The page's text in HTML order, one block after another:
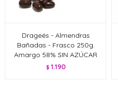
Drageés - Almendras
Bañadas - Frasco 250g.
Amargo 58% SIN AZÚCAR
$ 1.190